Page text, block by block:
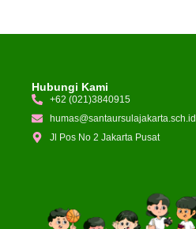
Hubungi Kami
+62 (021)3840915
humas@santaursulajakarta.sch.id
Jl Pos No 2 Jakarta Pusat